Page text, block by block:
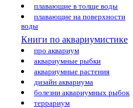
плавающие в толще воды
плавающие на поверхности
воды
Книги по аквариумистике
про аквариум
аквариумные рыбки
аквариумные растения
дизайн аквариума
болезни аквариумных рыбок
террариум